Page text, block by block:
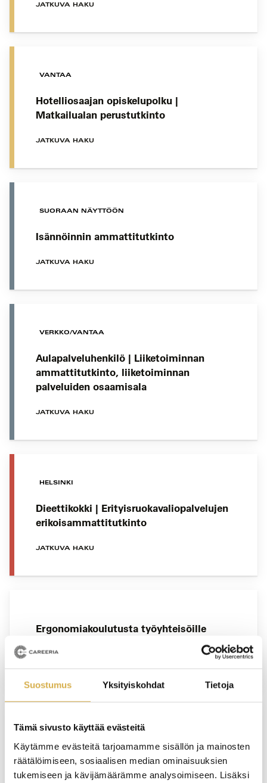
Suostumus Yksityiskohdat Tietoja
Tämä sivusto käyttää evästeitä
Käytämme evästeitä tarjoamamme sisällön ja mainosten
räätälöimiseen, sosiaalisen median ominaisuuksien
tukemiseen ja kävijämäärämme analysoimiseen. Lisäksi
JATKUVA HAKU
VANTAA
Hotelliosaajan opiskelupolku |
Matkailualan perustutkinto
JATKUVA HAKU
SUORAAN NÄYTTÖÖN
Isännöinnin ammattitutkinto
JATKUVA HAKU
VERKKO/VANTAA
Aulapalveluhenkilö | Liiketoiminnan
ammattitutkinto, liiketoiminnan
palveluiden osaamisala
JATKUVA HAKU
HELSINKI
Dieettikokki | Erityisruokavaliopalvelujen
erikoisammattitutkinto
JATKUVA HAKU
Ergonomiakoulutusta työyhteisöille
YRITYSKOHTAINEN KOULUTUS
Henkilöstöpalvelut | Liiketoiminnan
ammattitutkinnon osa
JATKUVA HAKU